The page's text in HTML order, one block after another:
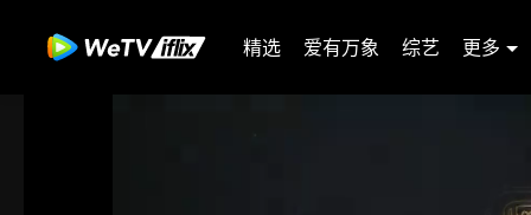
精选 爱有万象 综艺 更多